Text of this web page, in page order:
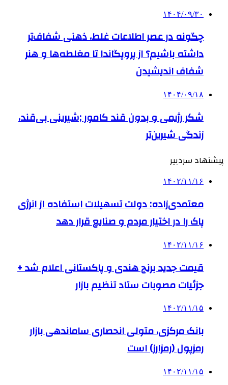
۱۴۰۴/۰۹/۳۰
چگونه در عصر اطلاعات غلط، ذهنی شفاف‌تر
داشته باشیم؟ از پروپگاندا تا مغلطه‌ها و هنر
شفاف اندیشیدن
۱۴۰۴/۰۹/۱۸
شکر رژیمی و بدون قند کامور ;شیرینی بی‌قند،
زندگی شیرین‌تر
پیشنهاد سردبیر
۱۴۰۲/۱۱/۱۶
معتمدی‌زاده: دولت تسهیلات استفاده از انرژی
پاک را در اختیار مردم و صنایع قرار دهد
۱۴۰۲/۱۱/۱۶
قیمت جدید برنج هندی و پاکستانی اعلام شد +
جزئیات مصوبات ستاد تنظیم بازار
۱۴۰۲/۱۱/۱۵
بانک مرکزی، متولی انحصاری ساماندهی بازار
رمزپول (رمزارز) است
۱۴۰۲/۱۱/۱۵